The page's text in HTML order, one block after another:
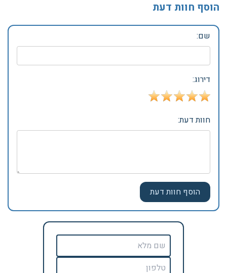
הוסף חוות דעת
שם:
דירוג:
חוות דעת: